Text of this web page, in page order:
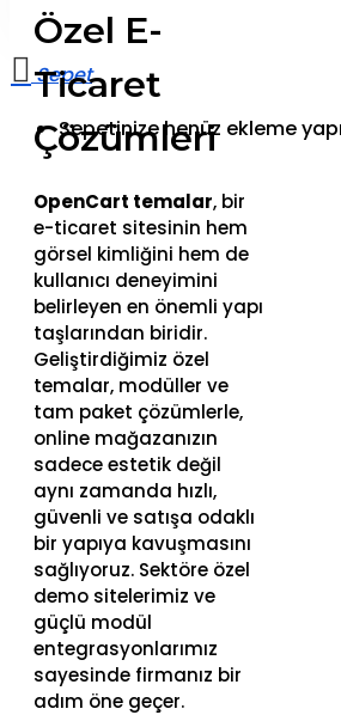
Sepetinize henüz ekleme
Özel E-
Ticaret
Çözümleri
OpenCart temalar, bir
e-ticaret sitesinin hem
görsel kimliğini hem de
kullanıcı deneyimini
belirleyen en önemli yapı
taşlarından biridir.
Geliştirdiğimiz özel
temalar, modüller ve
tam paket çözümlerle,
online mağazanızın
sadece estetik değil
aynı zamanda hızlı,
güvenli ve satışa odaklı
bir yapıya kavuşmasını
sağlıyoruz. Sektöre özel
demo sitelerimiz ve
güçlü modül
entegrasyonlarımız
sayesinde firmanız bir
adım öne geçer.